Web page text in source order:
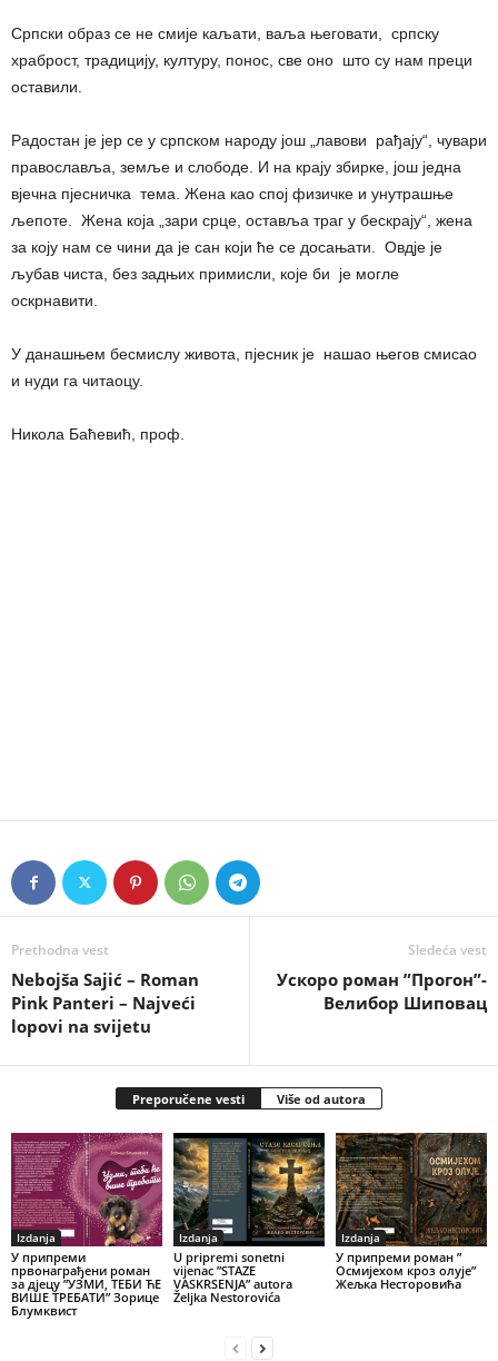
Српски образ се не смије каљати, ваља његовати, српску
храброст, традицију, културу, понос, све оно што су нам преци
оставили.
Радостан је јер се у српском народу још „лавови рађају“, чувари
православља, земље и слободе. И на крају збирке, још једна
вјечна пјесничка тема. Жена као спој физичке и унутрашње
љепоте. Жена која „зари срце, оставља траг у бескрају“, жена
за коју нам се чини да је сан који ће се досањати. Овдје је
љубав чиста, без задњих примисли, које би је могле
оскрнавити.
У данашњем бесмислу живота, пјесник је нашао његов смисао
и нуди га читаоцу.
Никола Баћевић, проф.
Prethodna vest
Nebojša Sajić – Roman
Pink Panteri – Najveći
lopovi na svijetu
Sledeća vest
Ускоро роман ”Прогон”-
Велибор Шиповац
Preporučene vesti Više od autora
Izdanja
У припреми
првонаграђени роман
за дјецу ”УЗМИ, ТЕБИ ЋЕ
ВИШЕ ТРЕБАТИ” Зорице
Блумквист
Izdanja
U pripremi sonetni
vijenac ”STAZE
VASKRSENJA” autora
Željka Nestorovića
Izdanja
У припреми роман ”
Осмијехом кроз олује”
Жељка Несторовића